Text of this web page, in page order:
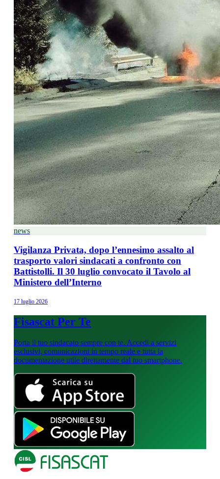
news
Vigilanza Privata, dopo l’ennesimo assalto al
trasporto valori sindacati a confronto con
Battistolli. Il 30 luglio convocato il Tavolo al
Ministero dell’Interno
17 luglio 2026
Fisascat Per Te
Porta il tuo sindacato sempre con te. Accedi a servizi
esclusivi, comunicazioni in tempo reale e tutta la
documentazione utile direttamente dal tuo smartphone.